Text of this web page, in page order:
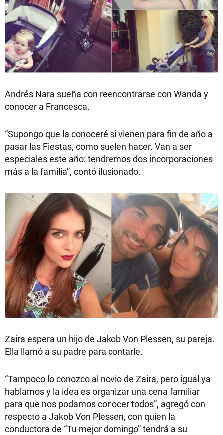
Andrés Nara sueña con reencontrarse con Wanda y
conocer a Francesca.
“Supongo que la conoceré si vienen para fin de año a
pasar las Fiestas, como suelen hacer. Van a ser
especiales este año: tendremos dos incorporaciones
más a la familia”, contó ilusionado.
Zaira espera un hijo de Jakob Von Plessen, su pareja.
Ella llamó a su padre para contarle.
“Tampoco lo conozco al novio de Zaira, pero igual ya
hablamos y la idea es organizar una cena familiar
para que nos podamos conocer todos”, agregó con
respecto a Jakob Von Plessen, con quien la
conductora de “Tu mejor domingo” tendrá a su